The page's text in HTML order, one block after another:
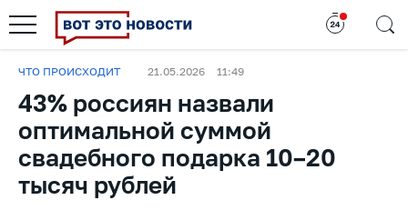
ЧТО ПРОИСХОДИТ 21.05.2026 11:49
43% россиян назвали
оптимальной суммой
свадебного подарка 10–20
тысяч рублей